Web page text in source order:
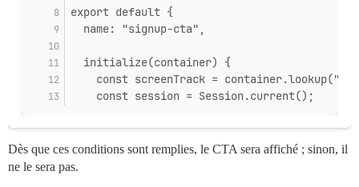
export default {
  name: "signup-cta",
  initialize(container) {
const screenTrack =
    const session = Session.current();
Dès que ces conditions sont remplies, le CTA sera affiché ; sinon, il
ne le sera pas.